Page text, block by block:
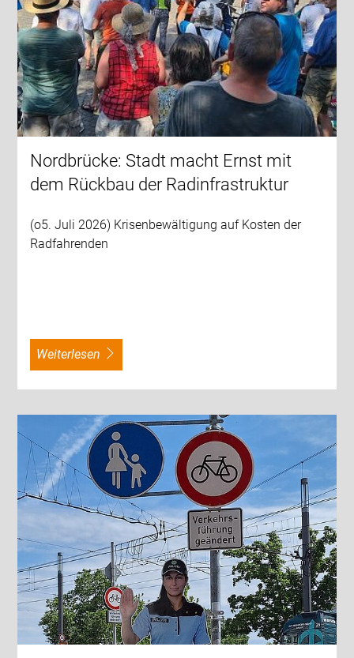
Nordbrücke: Stadt macht Ernst mit
dem Rückbau der Radinfrastruktur
(o5. Juli 2026) Krisenbewältigung auf Kosten der
Radfahrenden
weiterlesen